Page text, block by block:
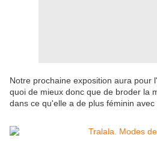
Notre prochaine exposition aura pour
quoi de mieux donc que de broder la
dans ce qu'elle a de plus féminin